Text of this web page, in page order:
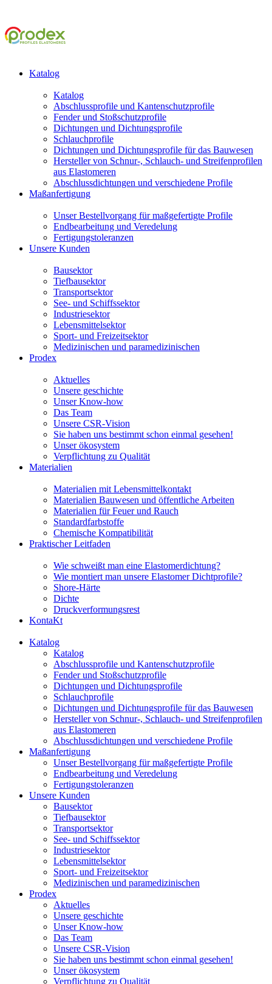
Katalog
Katalog
Abschlussprofile und Kantenschutzprofile
Fender und Stoßschutzprofile
Dichtungen und Dichtungsprofile
Schlauchprofile
Dichtungen und Dichtungsprofile für das Bauwesen
Hersteller von Schnur-, Schlauch- und Streifenprofilen
aus Elastomeren
Abschlussdichtungen und verschiedene Profile
Maßanfertigung
Unser Bestellvorgang für maßgefertigte Profile
Endbearbeitung und Veredelung
Fertigungstoleranzen
Unsere Kunden
Bausektor
Tiefbausektor
Transportsektor
See- und Schiffssektor
Industriesektor
Lebensmittelsektor
Sport- und Freizeitsektor
Medizinischen und paramedizinischen
Prodex
Aktuelles
Unsere geschichte
Unser Know-how
Das Team
Unsere CSR-Vision
Sie haben uns bestimmt schon einmal gesehen!
Unser ökosystem
Verpflichtung zu Qualität
Materialien
Materialien mit Lebensmittelkontakt
Materialien Bauwesen und öffentliche Arbeiten
Materialien für Feuer und Rauch
Standardfarbstoffe
Chemische Kompatibilität
Praktischer Leitfaden
Wie schweißt man eine Elastomerdichtung?
Wie montiert man unsere Elastomer Dichtprofile?
Shore-Härte
Dichte
Druckverformungsrest
KontaKt
Katalog
Katalog
Abschlussprofile und Kantenschutzprofile
Fender und Stoßschutzprofile
Dichtungen und Dichtungsprofile
Schlauchprofile
Dichtungen und Dichtungsprofile für das Bauwesen
Hersteller von Schnur-, Schlauch- und Streifenprofilen
aus Elastomeren
Abschlussdichtungen und verschiedene Profile
Maßanfertigung
Unser Bestellvorgang für maßgefertigte Profile
Endbearbeitung und Veredelung
Fertigungstoleranzen
Unsere Kunden
Bausektor
Tiefbausektor
Transportsektor
See- und Schiffssektor
Industriesektor
Lebensmittelsektor
Sport- und Freizeitsektor
Medizinischen und paramedizinischen
Prodex
Aktuelles
Unsere geschichte
Unser Know-how
Das Team
Unsere CSR-Vision
Sie haben uns bestimmt schon einmal gesehen!
Unser ökosystem
Verpflichtung zu Qualität